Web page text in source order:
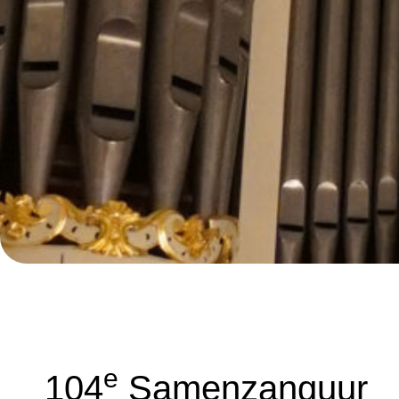
104E Samenzanguur